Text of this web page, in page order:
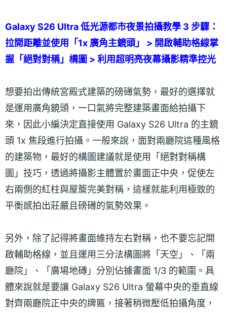
Galaxy S26 Ultra 低光源都市夜景拍攝教學 3 步驟：
拉開距離並使用「1x 廣角主鏡頭」 > 開啟輔助格線掌
握「絕對對稱」構圖 > 利用超明亮夜幕攝影精準控光
想要拍出傳統宮殿式建築的磅礡氣勢，最好的選擇就
是運用廣角鏡頭，一口氣將完整建築畫面給拍攝下
來，因此小編決定直接使用 Galaxy S26 Ultra 的主鏡
頭 1x 焦段進行拍攝。一般來說，面對兩廳院這種風格
的建築物，最好的構圖建議就是使用「絕對對稱構
圖」技巧，透過將攝影主體置於畫面正中央，促使左
右兩側的紅柱與屋簷完美對稱，這樣就能利用極致的
平衡感拍出莊嚴且磅礡的氣勢效果。
另外，除了記得將畫面維持左右對稱，也不要忘記開
啟輔助格線，並且運用三分法構圖將「天空」、「兩
廳院」、「廣場地磚」分別佔據畫面 1/3 的範圍。具
體來說就是要讓 Galaxy S26 Ultra 螢幕中央的垂直線
對齊兩廳院正中央的牌匾，接著稍微壓低拍攝角度，